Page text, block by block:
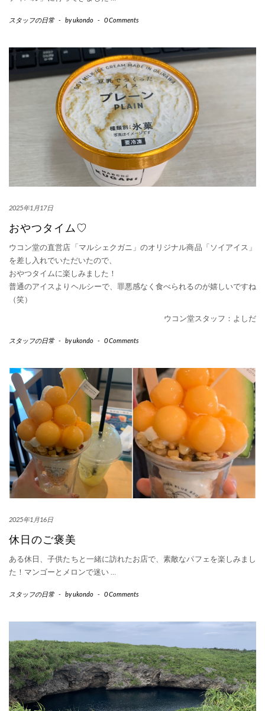
スタッフの日常 - byukondo - 0 Comments
2025年1月17日
おやつタイム♡
ウコン堂の直営店「マルシェクガニ」のオリジナル商品「ソイアイス」
を差し入れでいただいたので、
おやつタイムに楽しみました！
普通のアイスよりヘルシーで、罪悪感なく食べられるのが嬉しいですね
（笑）
ウコン堂スタッフ：よしだ
スタッフの日常 - byukondo - 0 Comments
2025年1月16日
休日のご褒美
ある休日、子供たちと一緒に訪れたお店で、素敵なパフェを楽しみまし
た！マンゴーとメロンで迷い…
スタッフの日常 - byukondo - 0 Comments